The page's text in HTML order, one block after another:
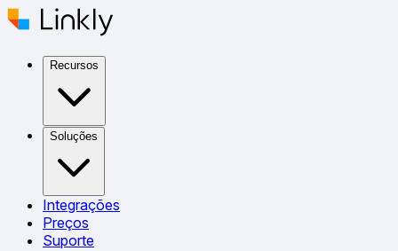
Recursos
Soluções
Integrações
Preços
Suporte